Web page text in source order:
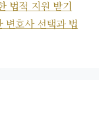
법적 지원 받기
변호사 선택과 법